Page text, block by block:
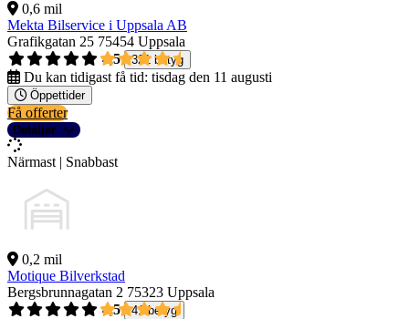
0,6 mil
Mekta Bilservice i Uppsala AB
Grafikgatan 25 75454 Uppsala
4,5
321 betyg
Du kan tidigast få tid: tisdag den 11 augusti
Öppettider
Få offerter
Detaljer
Närmast | Snabbast
0,2 mil
Motique Bilverkstad
Bergsbrunnagatan 2 75323 Uppsala
4,5
41 betyg